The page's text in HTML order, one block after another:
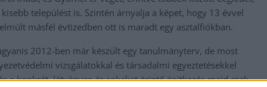
települést is. Szintén árnyalja a képet, hogy 13 évvel
másfél évtizedben ott is maradt egy asztalfiókban.
2012-ben már készült egy tanulmányterv, de most
vizsgálatokkal és társadalmi egyeztetésekkel
a konkrét, látványos és sokakat érintő építkezés majd csak